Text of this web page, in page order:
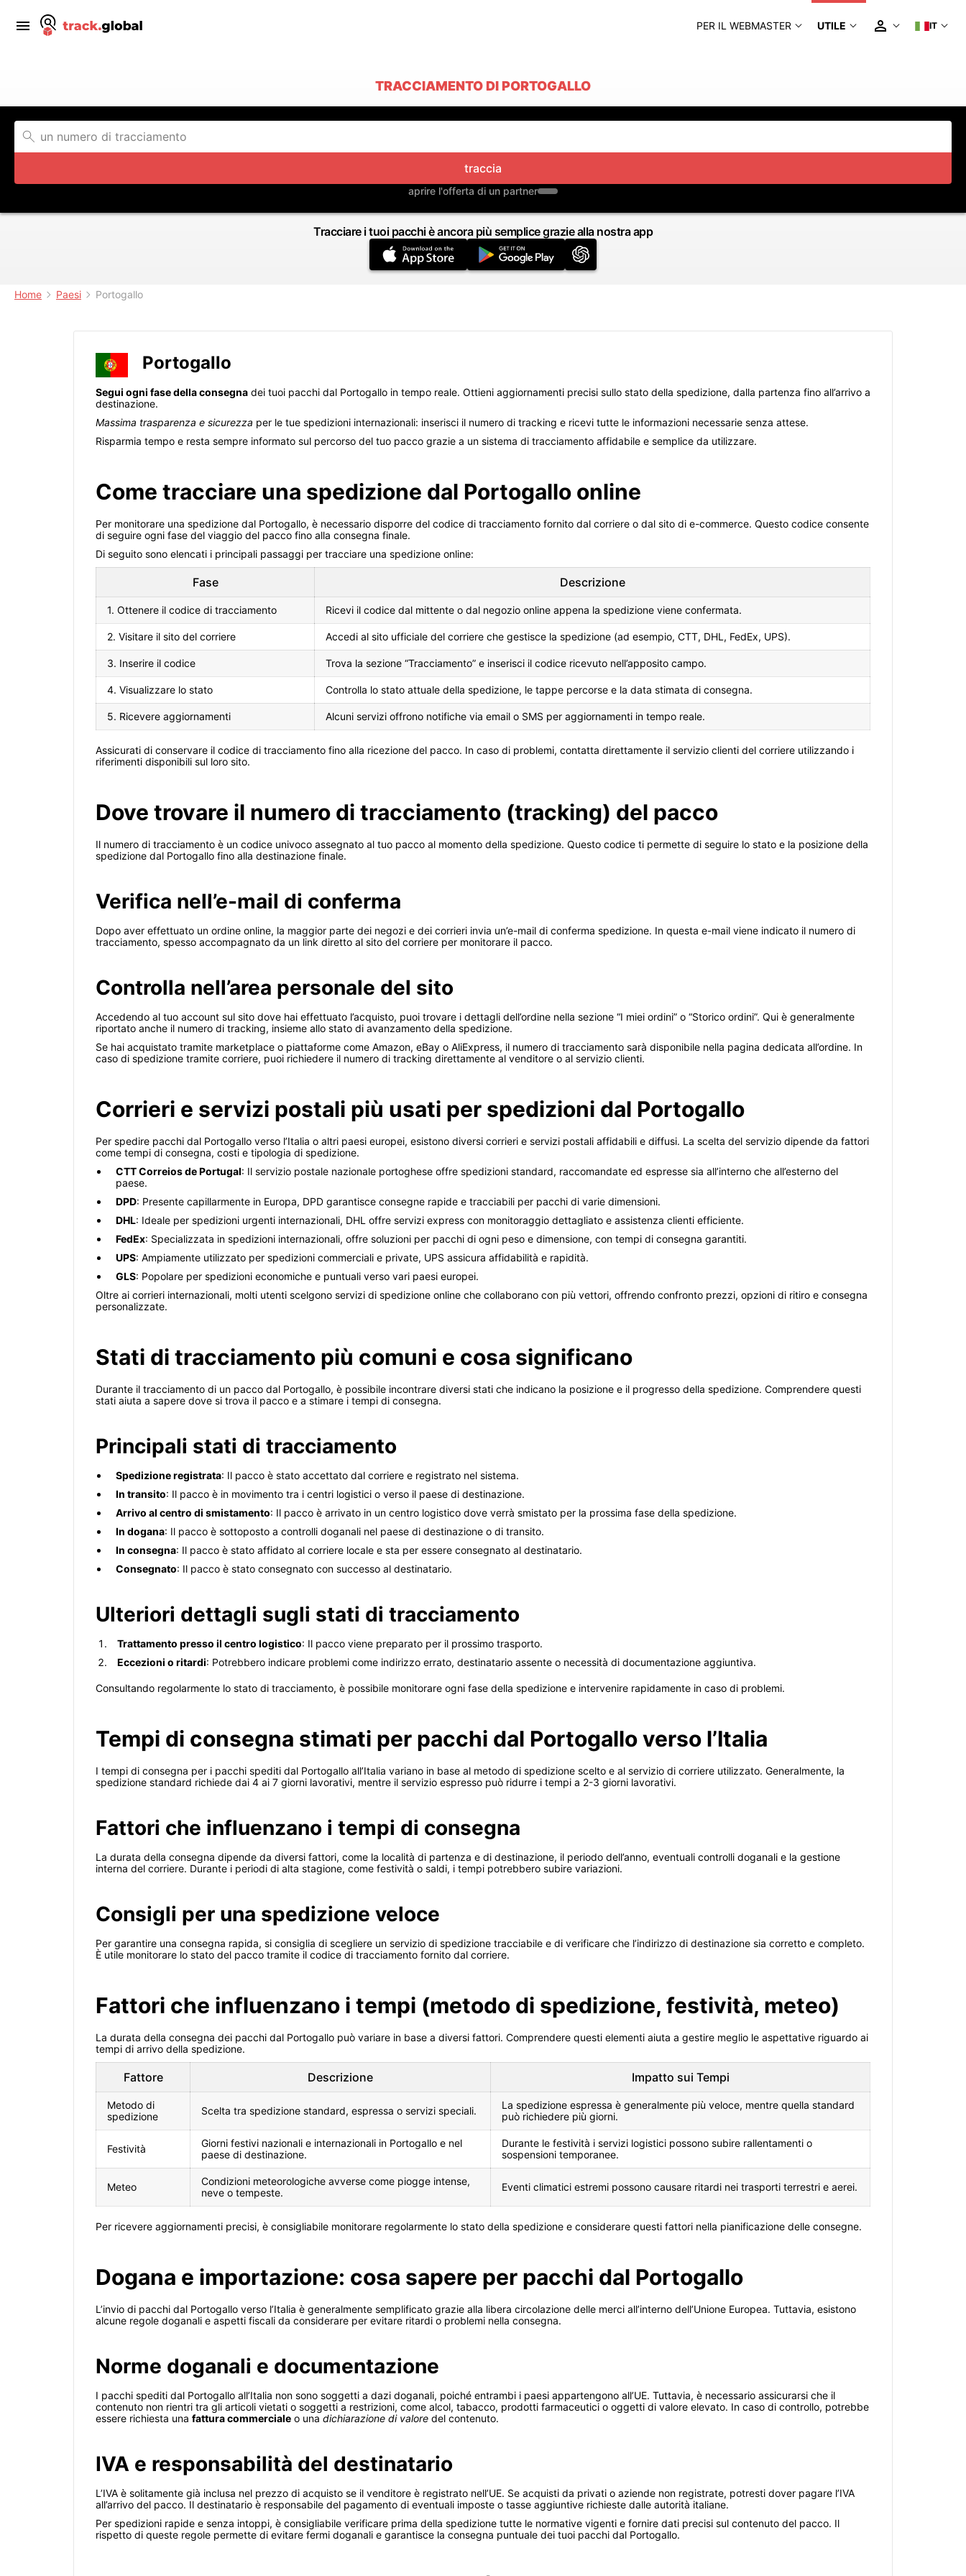
PER IL WEBMASTER UTILE IT
TRACCIAMENTO DI PORTOGALLO
traccia
aprire l'offerta di un partner
Tracciare i tuoi pacchi è ancora più semplice grazie alla nostra app
Home Paesi Portogallo
Portogallo
Segui ogni fase della consegna dei tuoi pacchi dal Portogallo in tempo reale. Ottieni aggiornamenti precisi sullo stato della spedizione, dalla partenza fino all’arrivo a
destinazione.
Massima trasparenza e sicurezza per le tue spedizioni internazionali: inserisci il numero di tracking e ricevi tutte le informazioni necessarie senza attese.
Risparmia tempo e resta sempre informato sul percorso del tuo pacco grazie a un sistema di tracciamento affidabile e semplice da utilizzare.
Come tracciare una spedizione dal Portogallo online
Per monitorare una spedizione dal Portogallo, è necessario disporre del codice di tracciamento fornito dal corriere o dal sito di e-commerce. Questo codice consente
di seguire ogni fase del viaggio del pacco fino alla consegna finale.
Di seguito sono elencati i principali passaggi per tracciare una spedizione online:
Fase Descrizione
1. Ottenere il codice di tracciamento Ricevi il codice dal mittente o dal negozio online appena la spedizione viene confermata.
2. Visitare il sito del corriere Accedi al sito ufficiale del corriere che gestisce la spedizione (ad esempio, CTT, DHL, FedEx, UPS).
3. Inserire il codice Trova la sezione “Tracciamento” e inserisci il codice ricevuto nell’apposito campo.
4. Visualizzare lo stato Controlla lo stato attuale della spedizione, le tappe percorse e la data stimata di consegna.
5. Ricevere aggiornamenti Alcuni servizi offrono notifiche via email o SMS per aggiornamenti in tempo reale.
Assicurati di conservare il codice di tracciamento fino alla ricezione del pacco. In caso di problemi, contatta direttamente il servizio clienti del corriere utilizzando i
riferimenti disponibili sul loro sito.
Dove trovare il numero di tracciamento (tracking) del pacco
Il numero di tracciamento è un codice univoco assegnato al tuo pacco al momento della spedizione. Questo codice ti permette di seguire lo stato e la posizione della
spedizione dal Portogallo fino alla destinazione finale.
Verifica nell’e-mail di conferma
Dopo aver effettuato un ordine online, la maggior parte dei negozi e dei corrieri invia un’e-mail di conferma spedizione. In questa e-mail viene indicato il numero di
tracciamento, spesso accompagnato da un link diretto al sito del corriere per monitorare il pacco.
Controlla nell’area personale del sito
Accedendo al tuo account sul sito dove hai effettuato l’acquisto, puoi trovare i dettagli dell’ordine nella sezione “I miei ordini” o “Storico ordini”. Qui è generalmente
riportato anche il numero di tracking, insieme allo stato di avanzamento della spedizione.
Se hai acquistato tramite marketplace o piattaforme come Amazon, eBay o AliExpress, il numero di tracciamento sarà disponibile nella pagina dedicata all’ordine. In
caso di spedizione tramite corriere, puoi richiedere il numero di tracking direttamente al venditore o al servizio clienti.
Corrieri e servizi postali più usati per spedizioni dal Portogallo
Per spedire pacchi dal Portogallo verso l’Italia o altri paesi europei, esistono diversi corrieri e servizi postali affidabili e diffusi. La scelta del servizio dipende da fattori
come tempi di consegna, costi e tipologia di spedizione.
CTT Correios de Portugal: Il servizio postale nazionale portoghese offre spedizioni standard, raccomandate ed espresse sia all’interno che all’esterno del
paese.
DPD: Presente capillarmente in Europa, DPD garantisce consegne rapide e tracciabili per pacchi di varie dimensioni.
DHL: Ideale per spedizioni urgenti internazionali, DHL offre servizi express con monitoraggio dettagliato e assistenza clienti efficiente.
FedEx: Specializzata in spedizioni internazionali, offre soluzioni per pacchi di ogni peso e dimensione, con tempi di consegna garantiti.
UPS: Ampiamente utilizzato per spedizioni commerciali e private, UPS assicura affidabilità e rapidità.
GLS: Popolare per spedizioni economiche e puntuali verso vari paesi europei.
Oltre ai corrieri internazionali, molti utenti scelgono servizi di spedizione online che collaborano con più vettori, offrendo confronto prezzi, opzioni di ritiro e consegna
personalizzate.
Stati di tracciamento più comuni e cosa significano
Durante il tracciamento di un pacco dal Portogallo, è possibile incontrare diversi stati che indicano la posizione e il progresso della spedizione. Comprendere questi
stati aiuta a sapere dove si trova il pacco e a stimare i tempi di consegna.
Principali stati di tracciamento
Spedizione registrata: Il pacco è stato accettato dal corriere e registrato nel sistema.
In transito: Il pacco è in movimento tra i centri logistici o verso il paese di destinazione.
Arrivo al centro di smistamento: Il pacco è arrivato in un centro logistico dove verrà smistato per la prossima fase della spedizione.
In dogana: Il pacco è sottoposto a controlli doganali nel paese di destinazione o di transito.
In consegna: Il pacco è stato affidato al corriere locale e sta per essere consegnato al destinatario.
Consegnato: Il pacco è stato consegnato con successo al destinatario.
Ulteriori dettagli sugli stati di tracciamento
Trattamento presso il centro logistico: Il pacco viene preparato per il prossimo trasporto.
Eccezioni o ritardi: Potrebbero indicare problemi come indirizzo errato, destinatario assente o necessità di documentazione aggiuntiva.
Consultando regolarmente lo stato di tracciamento, è possibile monitorare ogni fase della spedizione e intervenire rapidamente in caso di problemi.
Tempi di consegna stimati per pacchi dal Portogallo verso l’Italia
I tempi di consegna per i pacchi spediti dal Portogallo all’Italia variano in base al metodo di spedizione scelto e al servizio di corriere utilizzato. Generalmente, la
spedizione standard richiede dai 4 ai 7 giorni lavorativi, mentre il servizio espresso può ridurre i tempi a 2-3 giorni lavorativi.
Fattori che influenzano i tempi di consegna
La durata della consegna dipende da diversi fattori, come la località di partenza e di destinazione, il periodo dell’anno, eventuali controlli doganali e la gestione
interna del corriere. Durante i periodi di alta stagione, come festività o saldi, i tempi potrebbero subire variazioni.
Consigli per una spedizione veloce
Per garantire una consegna rapida, si consiglia di scegliere un servizio di spedizione tracciabile e di verificare che l’indirizzo di destinazione sia corretto e completo.
È utile monitorare lo stato del pacco tramite il codice di tracciamento fornito dal corriere.
Fattori che influenzano i tempi (metodo di spedizione, festività, meteo)
La durata della consegna dei pacchi dal Portogallo può variare in base a diversi fattori. Comprendere questi elementi aiuta a gestire meglio le aspettative riguardo ai
tempi di arrivo della spedizione.
Fattore Descrizione Impatto sui Tempi
Metodo di
spedizione
Scelta tra spedizione standard, espressa o servizi speciali.
La spedizione espressa è generalmente più veloce, mentre quella standard
può richiedere più giorni.
Festività
Giorni festivi nazionali e internazionali in Portogallo e nel
paese di destinazione.
Durante le festività i servizi logistici possono subire rallentamenti o
sospensioni temporanee.
Meteo
Condizioni meteorologiche avverse come piogge intense,
neve o tempeste.
Eventi climatici estremi possono causare ritardi nei trasporti terrestri e aerei.
Per ricevere aggiornamenti precisi, è consigliabile monitorare regolarmente lo stato della spedizione e considerare questi fattori nella pianificazione delle consegne.
Dogana e importazione: cosa sapere per pacchi dal Portogallo
L’invio di pacchi dal Portogallo verso l’Italia è generalmente semplificato grazie alla libera circolazione delle merci all’interno dell’Unione Europea. Tuttavia, esistono
alcune regole doganali e aspetti fiscali da considerare per evitare ritardi o problemi nella consegna.
Norme doganali e documentazione
I pacchi spediti dal Portogallo all’Italia non sono soggetti a dazi doganali, poiché entrambi i paesi appartengono all’UE. Tuttavia, è necessario assicurarsi che il
contenuto non rientri tra gli articoli vietati o soggetti a restrizioni, come alcol, tabacco, prodotti farmaceutici o oggetti di valore elevato. In caso di controllo, potrebbe
essere richiesta una fattura commerciale o una dichiarazione di valore del contenuto.
IVA e responsabilità del destinatario
L’IVA è solitamente già inclusa nel prezzo di acquisto se il venditore è registrato nell’UE. Se acquisti da privati o aziende non registrate, potresti dover pagare l’IVA
all’arrivo del pacco. Il destinatario è responsabile del pagamento di eventuali imposte o tasse aggiuntive richieste dalle autorità italiane.
Per spedizioni rapide e senza intoppi, è consigliabile verificare prima della spedizione tutte le normative vigenti e fornire dati precisi sul contenuto del pacco. Il
rispetto di queste regole permette di evitare fermi doganali e garantisce la consegna puntuale dei tuoi pacchi dal Portogallo.